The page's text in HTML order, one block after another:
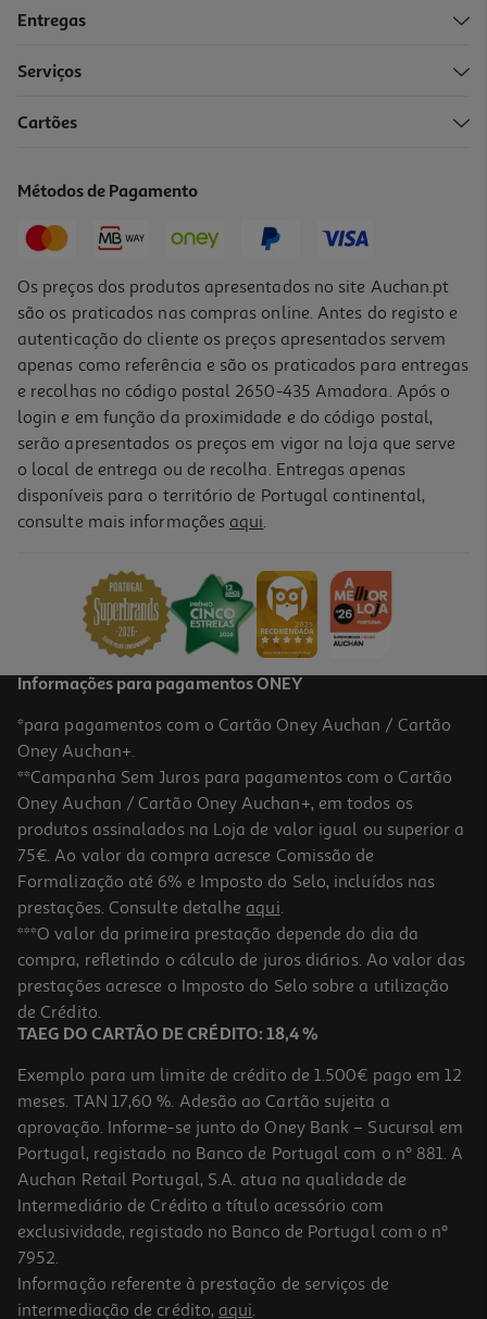
Café Auchan Em Grão Tradição Intensidade 8 250g
3.3
Café Auchan Em Grão Aroma Intenso Intensidade 9 1kg
13.99 €/Kg
13,99 €
Entregas
Serviços
Cartões
Métodos de Pagamento
Os preços dos produtos apresentados no site Auchan.pt
são os praticados nas compras online. Antes do registo e
autenticação do cliente os preços apresentados servem
apenas como referência e são os praticados para entregas
e recolhas no código postal 2650-435 Amadora. Após o
login e em função da proximidade e do código postal,
serão apresentados os preços em vigor na loja que serve
o local de entrega ou de recolha. Entregas apenas
disponíveis para o território de Portugal continental,
consulte mais informações aqui.
Informações para pagamentos ONEY
*para pagamentos com o Cartão Oney Auchan / Cartão
Oney Auchan+.
**Campanha Sem Juros para pagamentos com o Cartão
Oney Auchan / Cartão Oney Auchan+, em todos os
produtos assinalados na Loja de valor igual ou superior a
75€. Ao valor da compra acresce Comissão de
Formalização até 6% e Imposto do Selo, incluídos nas
prestações. Consulte detalhe aqui.
***O valor da primeira prestação depende do dia da
compra, refletindo o cálculo de juros diários. Ao valor das
prestações acresce o Imposto do Selo sobre a utilização
de Crédito.
TAEG DO CARTÃO DE CRÉDITO: 18,4 %
Exemplo para um limite de crédito de 1.500€ pago em 12
meses. TAN 17,60 %. Adesão ao Cartão sujeita a
aprovação. Informe-se junto do Oney Bank – Sucursal em
Portugal, registado no Banco de Portugal com o nº 881. A
Auchan Retail Portugal, S.A. atua na qualidade de
Intermediário de Crédito a título acessório com
exclusividade, registado no Banco de Portugal com o nº
7952.
Informação referente à prestação de serviços de
intermediação de crédito, aqui.